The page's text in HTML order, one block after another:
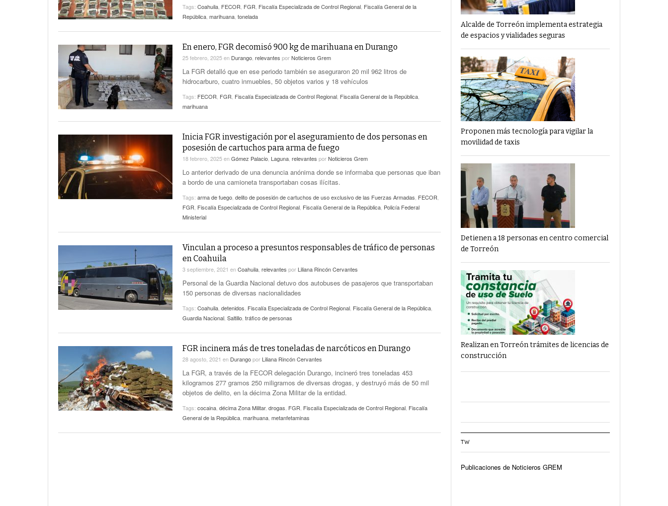
Tags: Coahuila FECOR FGR Fiscalía Especializada de Control Regional Fiscalía General de la
República marihuana tonelada
En enero, FGR decomisó 900 kg de marihuana en Durango
25 febrero, 2025en Durango relevantes porNoticieros Grem
La FGR detalló que en ese periodo también se aseguraron 20 mil 962 litros de
hidrocarburo, cuatro inmuebles, 50 objetos varios y 18 vehículos
Tags: FECOR FGR Fiscalía Especializada de Control Regional Fiscalía General de la República
marihuana
Inicia FGR investigación por el aseguramiento de dos personas en
posesión de cartuchos para arma de fuego
18 febrero, 2025enGómez Palacio Laguna relevantes porNoticieros Grem
Lo anterior derivado de una denuncia anónima donde se informaba que personas que iban
a bordo de una camioneta transportaban cosas ilícitas.
Tags: arma de fuego delito de posesión de cartuchos de uso exclusivo de las Fuerzas Armadas FECOR
FGR Fiscalía Especializada de Control Regional Fiscalía General de la República Policía Federal
Ministerial
Vinculan a proceso a presuntos responsables de tráfico de personas
en Coahuila
3 septiembre, 2021 enCoahuila relevantes por Liliana Rincón Cervantes
Personal de la Guardia Nacional detuvo dos autobuses de pasajeros que transportaban
150 personas de diversas nacionalidades
Tags: Coahuila detenidos Fiscalía Especializada de Control Regional Fiscalía General de la República
Guardia Nacional Saltillo tráfico de personas
FGR incinera más de tres toneladas de narcóticos en Durango
28 agosto, 2021 en Durangopor Liliana Rincón Cervantes
La FGR, a través de la FECOR delegación Durango, incineró tres toneladas 453
kilogramos 277 gramos 250 miligramos de diversas drogas, y destruyó más de 50 mil
objetos de delito, en la décima Zona Militar de la entidad.
Tags: cocaina décima Zona Militar, drogas FGR Fiscalía Especializada de Control Regional Fiscalía
General de la República marihuana metanfetaminas
Alcalde de Torreón implementa estrategia
de espacios y vialidades seguras
Proponen más tecnología para vigilar la
movilidad de taxis
Detienen a 18 personas en centro comercial
de Torreón
Realizan en Torreón trámites de licencias de
construcción
TW
Publicaciones de Noticieros GREM